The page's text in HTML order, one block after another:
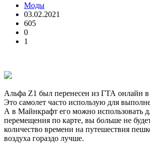
Моды
03.02.2021
605
0
1
Альфа Z1 был перенесен из ГТА онлайн
Это самолет часто использую для
А в Майнкрафт его можно использовать
перемещения по карте, вы больше не
количество времени на путешествия
воздуха гораздо лучше.